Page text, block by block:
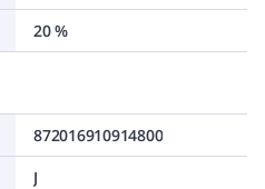
20 %
872016910914800
J